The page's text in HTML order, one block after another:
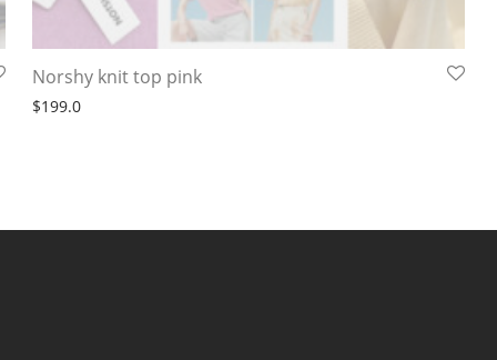
Norshy knit top pink
$199.0